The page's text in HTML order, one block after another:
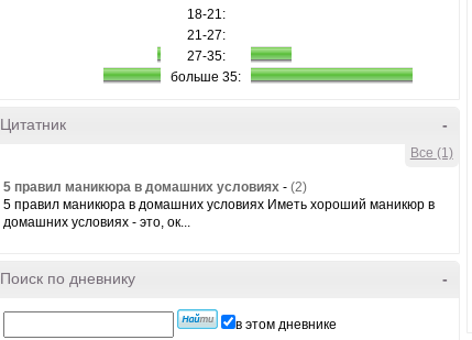
18-21:
21-27:
27-35:
больше 35:
-
Цитатник
Все (1)
5 правил маникюра в домашних условиях - (2)
5 правил маникюра в домашних условиях Иметь хороший маникюр в
домашних условиях - это, ок...
-
Поиск по дневнику
в этом дневнике